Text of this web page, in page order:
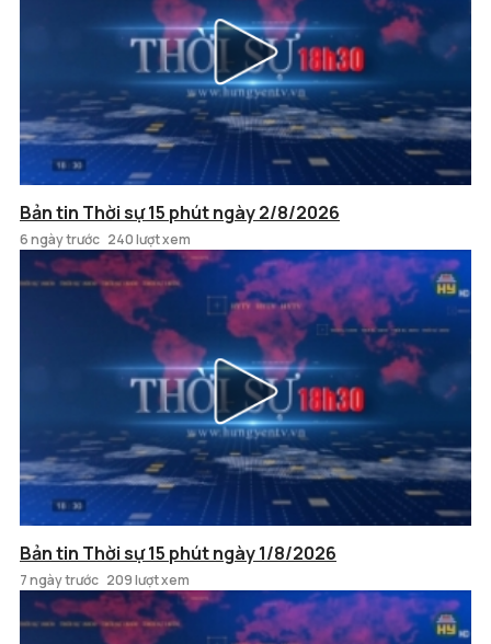
Bản tin Thời sự 15 phút ngày 2/8/2026
6 ngày trước 240 lượt xem
Bản tin Thời sự 15 phút ngày 1/8/2026
7 ngày trước 209 lượt xem